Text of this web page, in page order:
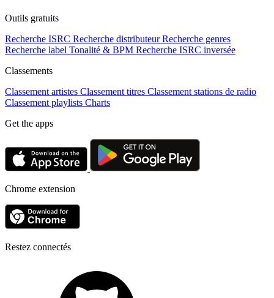
Outils gratuits
Recherche ISRC Recherche distributeur Recherche genres
Recherche label Tonalité & BPM Recherche ISRC inversée
Classements
Classement artistes Classement titres Classement stations de radio
Classement playlists Charts
Get the apps
Chrome extension
Restez connectés